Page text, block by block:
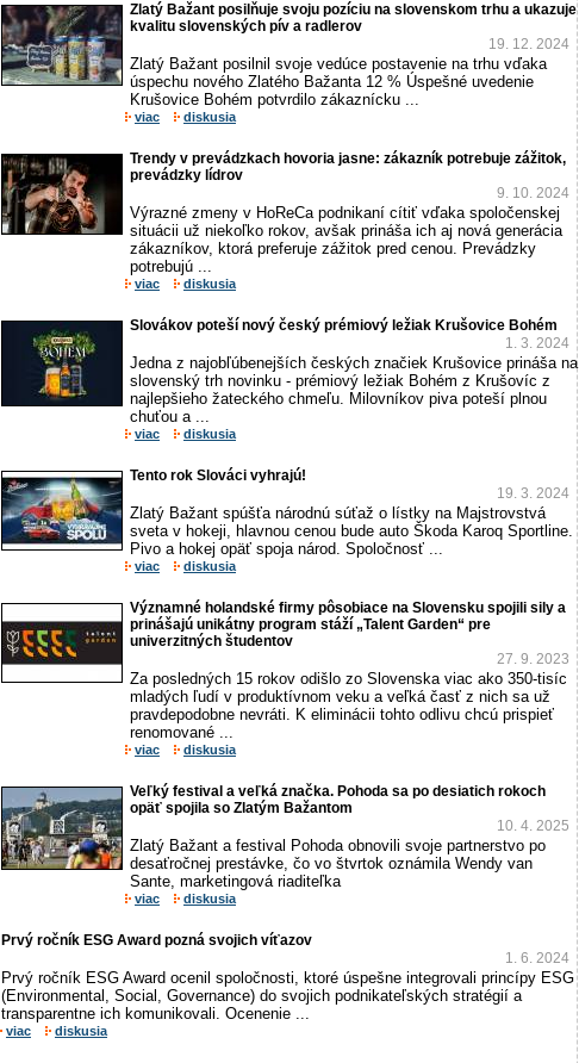
Zlatý Bažant posilňuje svoju pozíciu na slovenskom trhu a ukazuje
kvalitu slovenských pív a radlerov
19. 12. 2024
Zlatý Bažant posilnil svoje vedúce postavenie na trhu vďaka
úspechu nového Zlatého Bažanta 12 % Úspešné uvedenie
Krušovice Bohém potvrdilo zákaznícku ...
viac diskusia
Trendy v prevádzkach hovoria jasne: zákazník potrebuje zážitok,
prevádzky lídrov
9. 10. 2024
Výrazné zmeny v HoReCa podnikaní cítiť vďaka spoločenskej
situácii už niekoľko rokov, avšak prináša ich aj nová generácia
zákazníkov, ktorá preferuje zážitok pred cenou. Prevádzky
potrebujú ...
viac diskusia
Slovákov poteší nový český prémiový ležiak Krušovice Bohém
1. 3. 2024
Jedna z najobľúbenejších českých značiek Krušovice prináša na
slovenský trh novinku - prémiový ležiak Bohém z Krušovíc z
najlepšieho žateckého chmeľu. Milovníkov piva poteší plnou
chuťou a ...
viac diskusia
Tento rok Slováci vyhrajú!
19. 3. 2024
Zlatý Bažant spúšťa národnú súťaž o lístky na Majstrovstvá
sveta v hokeji, hlavnou cenou bude auto Škoda Karoq Sportline.
Pivo a hokej opäť spoja národ. Spoločnosť ...
viac diskusia
Významné holandské firmy pôsobiace na Slovensku spojili sily a
prinášajú unikátny program stáží „Talent Garden“ pre
univerzitných študentov
27. 9. 2023
Za posledných 15 rokov odišlo zo Slovenska viac ako 350-tisíc
mladých ľudí v produktívnom veku a veľká časť z nich sa už
pravdepodobne nevráti. K eliminácii tohto odlivu chcú prispieť
renomované ...
viac diskusia
Veľký festival a veľká značka. Pohoda sa po desiatich rokoch
opäť spojila so Zlatým Bažantom
10. 4. 2025
Zlatý Bažant a festival Pohoda obnovili svoje partnerstvo po
desaťročnej prestávke, čo vo štvrtok oznámila Wendy van
Sante, marketingová riaditeľka
viac diskusia
Prvý ročník ESG Award pozná svojich víťazov
1. 6. 2024
Prvý ročník ESG Award ocenil spoločnosti, ktoré úspešne integrovali princípy ESG
(Environmental, Social, Governance) do svojich podnikateľských stratégií a
transparentne ich komunikovali. Ocenenie ...
viac diskusia